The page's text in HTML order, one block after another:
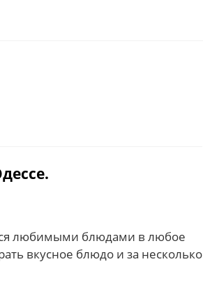
любимыми блюдами в любое
вкусное блюдо и за несколько